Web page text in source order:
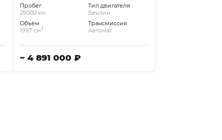
Пробег
25000 км.
Объём
1997 см3
Тип двигателя
Бензин
Трансмиссия
Автомат
~ 4 891 000 ₽